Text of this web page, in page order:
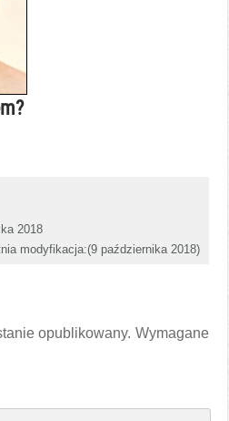
2018
modyfikacja:(9 października 2018)
opublikowany. Wymagane